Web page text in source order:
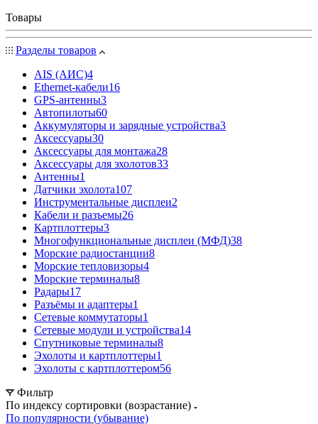
Товары
Разделы товаров
AIS (АИС)4
Ethernet-кабели16
GPS-антенны3
Автопилоты60
Аккумуляторы и зарядные устройства3
Аксессуары30
Аксессуары для монтажа28
Аксессуары для эхолотов33
Антенны1
Датчики эхолота107
Инструментальные дисплеи2
Кабели и разъемы26
Картплоттеры3
Многофункциональные дисплеи (МФД)38
Морские радиостанции8
Морские тепловизоры4
Морские терминалы8
Радары17
Разъёмы и адаптеры1
Сетевые коммутаторы1
Сетевые модули и устройства14
Спутниковые терминалы8
Эхолоты и картплоттеры1
Эхолоты с картплоттером56
Фильтр
По индексу сортировки (возрастание)
По популярности (убывание)